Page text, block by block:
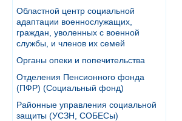
Областной центр социальной
адаптации военнослужащих,
граждан, уволенных с военной
службы, и членов их семей
Органы опеки и попечительства
Отделения Пенсионного фонда
(ПФР) (Социальный фонд)
Районные управления социальной
защиты (УСЗН, СОБЕСы)